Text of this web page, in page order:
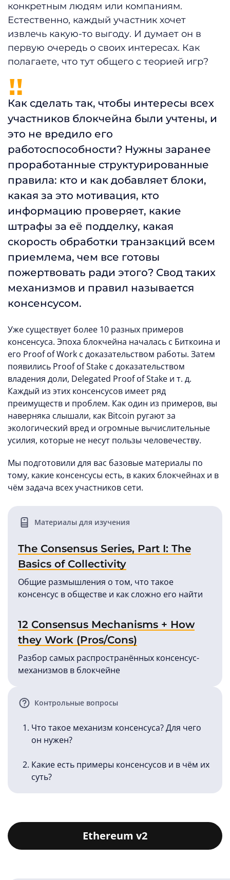
конкретным людям или компаниям.
Естественно, каждый участник хочет
извлечь какую-то выгоду. И думает он в
первую очередь о своих интересах. Как
полагаете, что тут общего с теорией игр?
Как сделать так, чтобы интересы всех
участников блокчейна были учтены, и
это не вредило его
работоспособности? Нужны заранее
проработанные структурированные
правила: кто и как добавляет блоки,
какая за это мотивация, кто
информацию проверяет, какие
штрафы за её подделку, какая
скорость обработки транзакций всем
приемлема, чем все готовы
пожертвовать ради этого? Свод таких
механизмов и правил называется
консенсусом.
Уже существует более 10 разных примеров
консенсуса. Эпоха блокчейна началась с Биткоина и
его Proof of Work с доказательством работы. Затем
появились Proof of Stake с доказательством
владения доли, Delegated Proof of Stake и т. д.
Каждый из этих консенсусов имеет ряд
преимуществ и проблем. Как один из примеров, вы
наверняка слышали, как Bitcoin ругают за
экологический вред и огромные вычислительные
усилия, которые не несут пользы человечеству.
Мы подготовили для вас базовые материалы по
тому, какие консенсусы есть, в каких блокчейнах и в
чём задача всех участников сети.
Материалы для изучения
The Consensus Series, Part I: The
Basics of Collectivity
Общие размышления о том, что такое
консенсус в обществе и как сложно его найти
12 Consensus Mechanisms + How
they Work (Pros/Cons)
Разбор самых распространённых консенсус-
механизмов в блокчейне
Контрольные вопросы
Что такое механизм консенсуса? Для чего
он нужен?
Какие есть примеры консенсусов и в чём их
суть?
Ethereum v2